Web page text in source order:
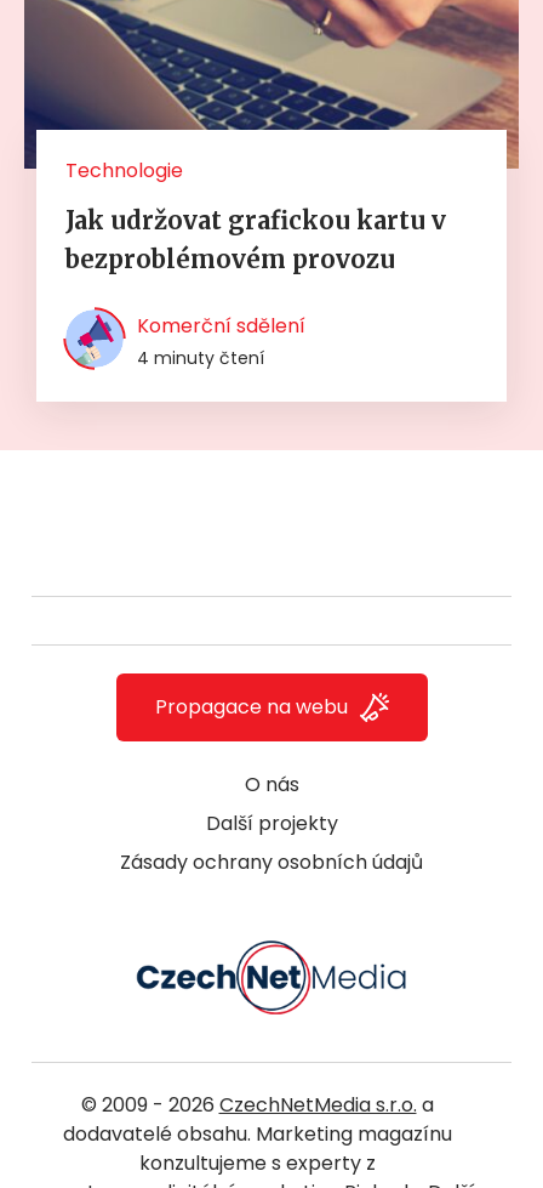
Technologie
Jak udržovat grafickou kartu v
bezproblémovém provozu
Komerční sdělení
4 minuty čtení
O nás
Další projekty
Zásady ochrany osobních údajů
Propagace na webu
© 2009 - 2026 CzechNetMedia s.r.o. a
dodavatelé obsahu. Marketing magazínu
konzultujeme s experty z